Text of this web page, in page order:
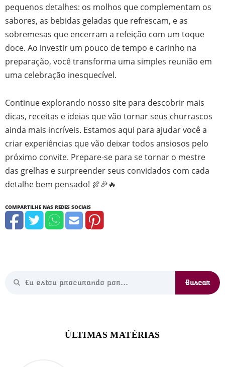
pequenos detalhes: os molhos que complementam os
sabores, as bebidas geladas que refrescam, e as
sobremesas que encerram a refeição com um toque
doce. Ao investir um pouco de tempo e carinho na
preparação, você transforma uma simples reunião em
uma celebração inesquecível.
Continue explorando nosso site para descobrir mais
dicas, receitas e ideias que vão tornar seus churrascos
ainda mais incríveis. Estamos aqui para ajudar você a
criar experiências que vão deixar todos ansiosos pelo
próximo convite. Prepare-se para se tornar o mestre
das grelhas e surpreender seus convidados com cada
detalhe bem pensado! 🍖🎉🔥